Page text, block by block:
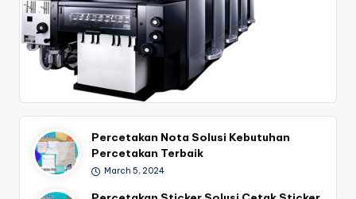
Percetakan Nota Solusi Kebutuhan
Percetakan Terbaik
March 5, 2024